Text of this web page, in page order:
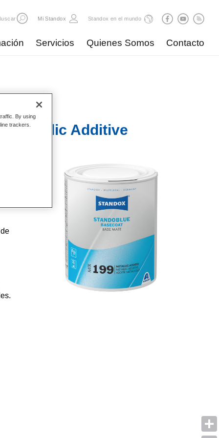
Mi Standox Standox en el mundo
Servicios Quienes Somos Contacto
Metallic Additive
el
By using
trackers.